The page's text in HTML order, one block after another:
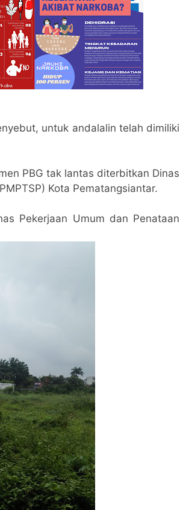
untuk andalalin telah dimiliki
PBG tak lantas diterbitkan Dinas
Kota Pematangsiantar.
Pekerjaan Umum dan Penataan